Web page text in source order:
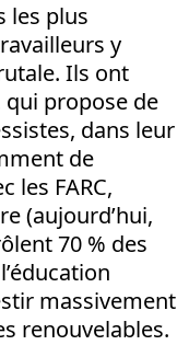
les plus
y
Ils ont
propose de
dans leur
de
les FARC,
(aujourd’hui,
70 % des
massivement
renouvelables.